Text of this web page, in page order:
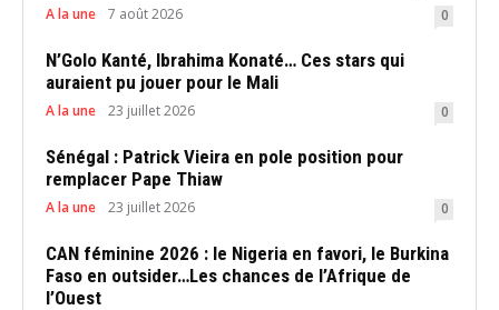
A la une 7 août 2026 0
N’Golo Kanté, Ibrahima Konaté… Ces stars qui
auraient pu jouer pour le Mali
A la une 23 juillet 2026 0
Sénégal : Patrick Vieira en pole position pour
remplacer Pape Thiaw
A la une 23 juillet 2026 0
CAN féminine 2026 : le Nigeria en favori, le Burkina
Faso en outsider…Les chances de l’Afrique de
l’Ouest